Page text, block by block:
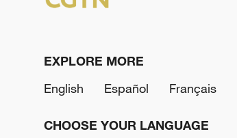
EXPLORE MORE
English
Español Français
CHOOSE YOUR LANGUAGE